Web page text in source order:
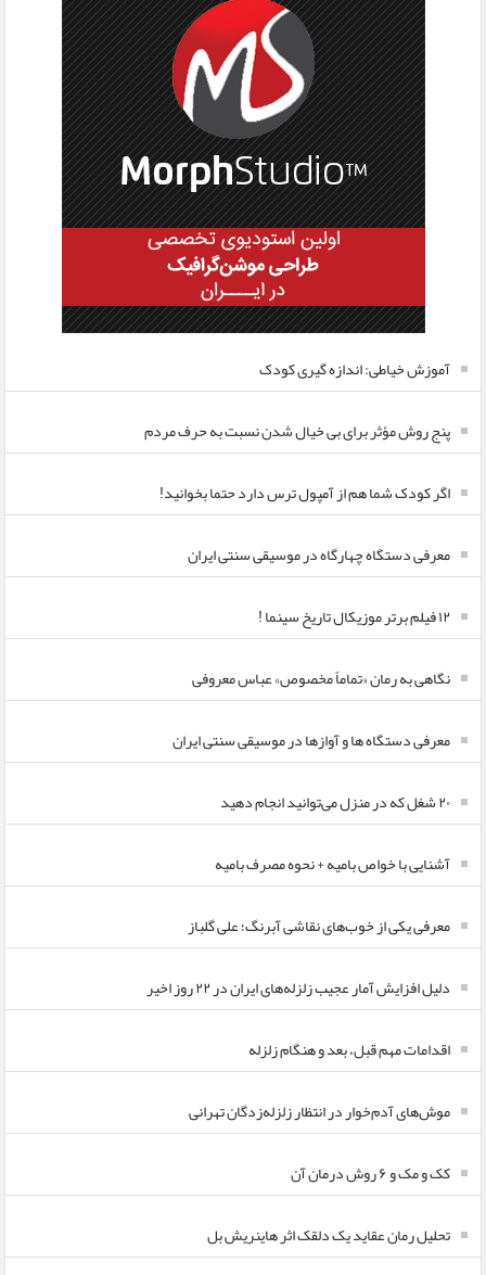
آموزش خیاطی: اندازه گیری کودک
پنج روش مؤثر برای بی خیال شدن نسبت به حرف مردم
اگر کودک شما هم از آمپول ترس دارد حتما بخوانید!
معرفی دستگاه چهارگاه در موسیقی سنتی ایران
۱۲ فیلم برتر موزیکال تاریخ سینما !
نگاهی به رمان «تماماً مخصوص» عباس معروفی
معرفی دستگاه ها و آوازها در موسیقی سنتی ایران
۲۰ شغل که در منزل می‌توانید انجام دهید
آشنایی با خواص بامیه + نحوه مصرف بامیه
معرفی یکی از خوب‌های نقاشی آبرنگ؛ علی گلباز
دلیل افزایش آمار عجیب زلزله‌های ایران در ۲۲ روز اخیر
اقدامات مهم قبل، بعد و هنگام زلزله
موش‌های آدم‌خوار در انتظار زلزله‌زدگان تهرانی
کک و مک و ۶ روش درمان آن
تحلیل رمان عقاید یک دلقک اثر هاینریش بل